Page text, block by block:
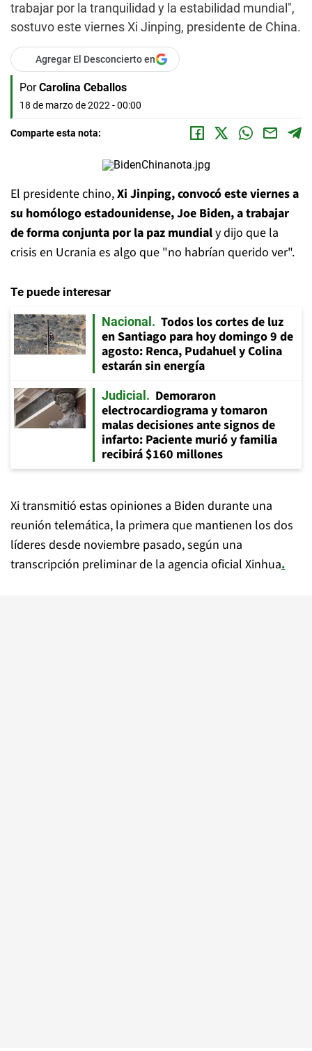
trabajar por la tranquilidad y la estabilidad mundial",
sostuvo este viernes Xi Jinping, presidente de China.
Agregar El Desconcierto en
Por Carolina Ceballos
18 de marzo de 2022 - 00:00
Comparte esta nota:
El presidente chino,Xi Jinping, convocó este viernes a
su homólogo estadounidense, Joe Biden, a trabajar
de forma conjunta por la paz mundialy dijo que la
crisis en Ucrania es algo que "no habrían querido ver".
Te puede interesar
Nacional
Todos los cortes de luz
en Santiago para hoy domingo 9 de
agosto: Renca, Pudahuel y Colina
estarán sin energía
Judicial
Demoraron
electrocardiograma y tomaron
malas decisiones ante signos de
infarto: Paciente murió y familia
recibirá $160 millones
Xi transmitió estas opiniones a Biden durante una
reunión telemática, la primera que mantienen los dos
líderes desde noviembre pasado, según una
transcripción preliminar de la agencia oficial Xinhua.